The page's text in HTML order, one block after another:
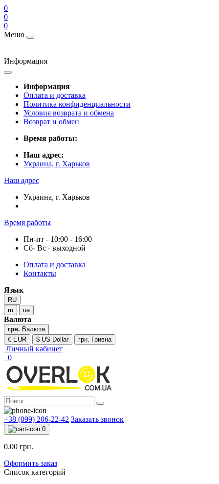
0
0
0
Меню
Информация
Информация
Оплата и доставка
Политика конфиденциальности
Условия возврата и обмена
Возврат и обмен
Время работы:
Наш адрес:
Украина, г. Харьков
Наш адрес
Украина, г. Харьков
Время работы
Пн-пт - 10:00 - 16:00
Сб- Вс - выходной
Оплата и доставка
Контакты
Язык
RU
ru
ua
Валюта
грн. Валюта
€ EUR
$ US Dollar грн. Гривна
Личный кабинет
0
+38 (099) 206-22-42 Заказать звонок
0
0.00 грн.
Оформить заказ
Список категорий